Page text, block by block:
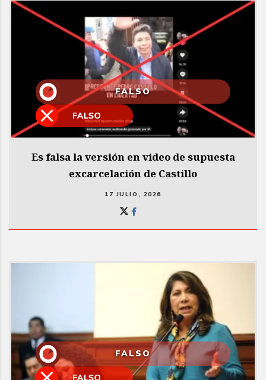
FALSO
Es falsa la versión en video de supuesta
excarcelación de Castillo
17 JULIO, 2026
FALSO